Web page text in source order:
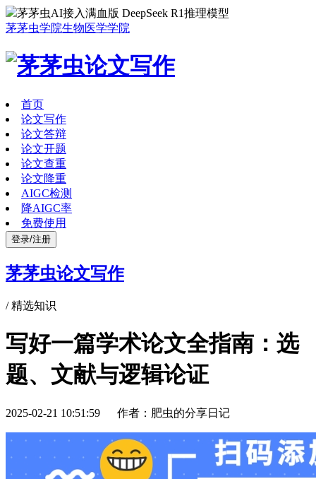
茅茅虫AI接入满血版 DeepSeek R1推理模型
茅茅虫学院生物医学学院
首页
论文写作
论文答辩
论文开题
论文查重
论文降重
AIGC检测
降AIGC率
免费使用
登录/注册
茅茅虫论文写作
/精选知识
写好一篇学术论文全指南：选
题、文献与逻辑论证
2025-02-21 10:51:59 作者：肥虫的分享日记